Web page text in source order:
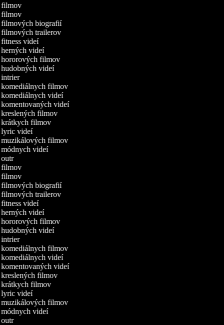
filmov
filmov
filmových biografií
filmových trailerov
fitness videí
herných videí
hororových filmov
hudobných videí
intrier
komediálnych filmov
komediálnych videí
komentovaných videí
kreslených filmov
krátkych filmov
lyric videí
muzikálových filmov
módnych videí
outr
filmov
filmov
filmových biografií
filmových trailerov
fitness videí
herných videí
hororových filmov
hudobných videí
intrier
komediálnych filmov
komediálnych videí
komentovaných videí
kreslených filmov
krátkych filmov
lyric videí
muzikálových filmov
módnych videí
outr